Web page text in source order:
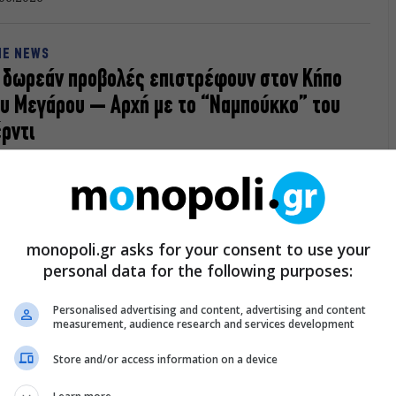
NEWS
δωρεάν προβολές επιστρέφουν στον Κήπο
Μεγάρου – Αρχή με το “Ναμπούκκο” του
με την Unitel, προσφέρει στο κοινό της Αθήνας
μαγευτικές βραδιές προβολών στον Κήπο του
ΜΟΥΣΙΚΗ
Pittsburgh Youth Symphony Orchestra για
δωρεάν συναυλία στον Κήπο του Μεγάρου
μουσικοί από το Πίτσμπουργκ έρχονται στο Μέγαρο
Αθηνών για μια μοναδική βραδιά κλασικής μουσικής.
monopoli.gr asks for your consent to use your
personal data for the following purposes:
Personalised advertising and content, advertising and content
measurement, audience research and services development
Store and/or access information on a device